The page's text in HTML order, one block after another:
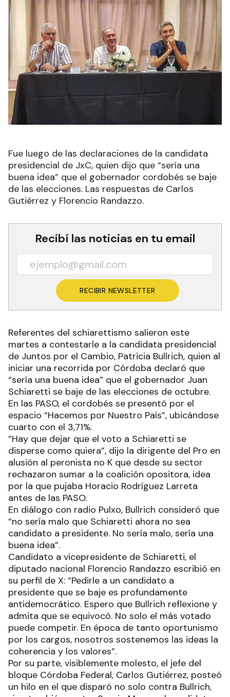
Fue luego de las declaraciones de la candidata
presidencial de JxC, quien dijo que “sería una
buena idea” que el gobernador cordobés se baje
de las elecciones. Las respuestas de Carlos
Gutiérrez y Florencio Randazzo.
Recibí las noticias en tu email
RECIBIR NEWSLETTER
Referentes del schiarettismo salieron este
martes a contestarle a la candidata presidencial
de Juntos por el Cambio, Patricia Bullrich, quien al
iniciar una recorrida por Córdoba declaró que
“sería una buena idea” que el gobernador Juan
Schiaretti se baje de las elecciones de octubre.
En las PASO, el cordobés se presentó por el
espacio “Hacemos por Nuestro País”, ubicándose
cuarto con el 3,71%.
“Hay que dejar que el voto a Schiaretti se
disperse como quiera”, dijo la dirigente del Pro en
alusión al peronista no K que desde su sector
rechazaron sumar a la coalición opositora, idea
por la que pujaba Horacio Rodríguez Larreta
antes de las PASO.
En diálogo con radio Pulxo, Bullrich consideró que
“no sería malo que Schiaretti ahora no sea
candidato a presidente. No sería malo, sería una
buena idea”.
Candidato a vicepresidente de Schiaretti, el
diputado nacional Florencio Randazzo escribió en
su perfil de X: “Pedirle a un candidato a
presidente que se baje es profundamente
antidemocrático. Espero que Bullrich reflexione y
admita que se equivocó. No solo el más votado
puede competir. En época de tanto oportunismo
por los cargos, nosotros sostenemos las ideas la
coherencia y los valores”.
Por su parte, visiblemente molesto, el jefe del
bloque Córdoba Federal, Carlos Gutiérrez, posteó
un hilo en el que disparó no solo contra Bullrich,